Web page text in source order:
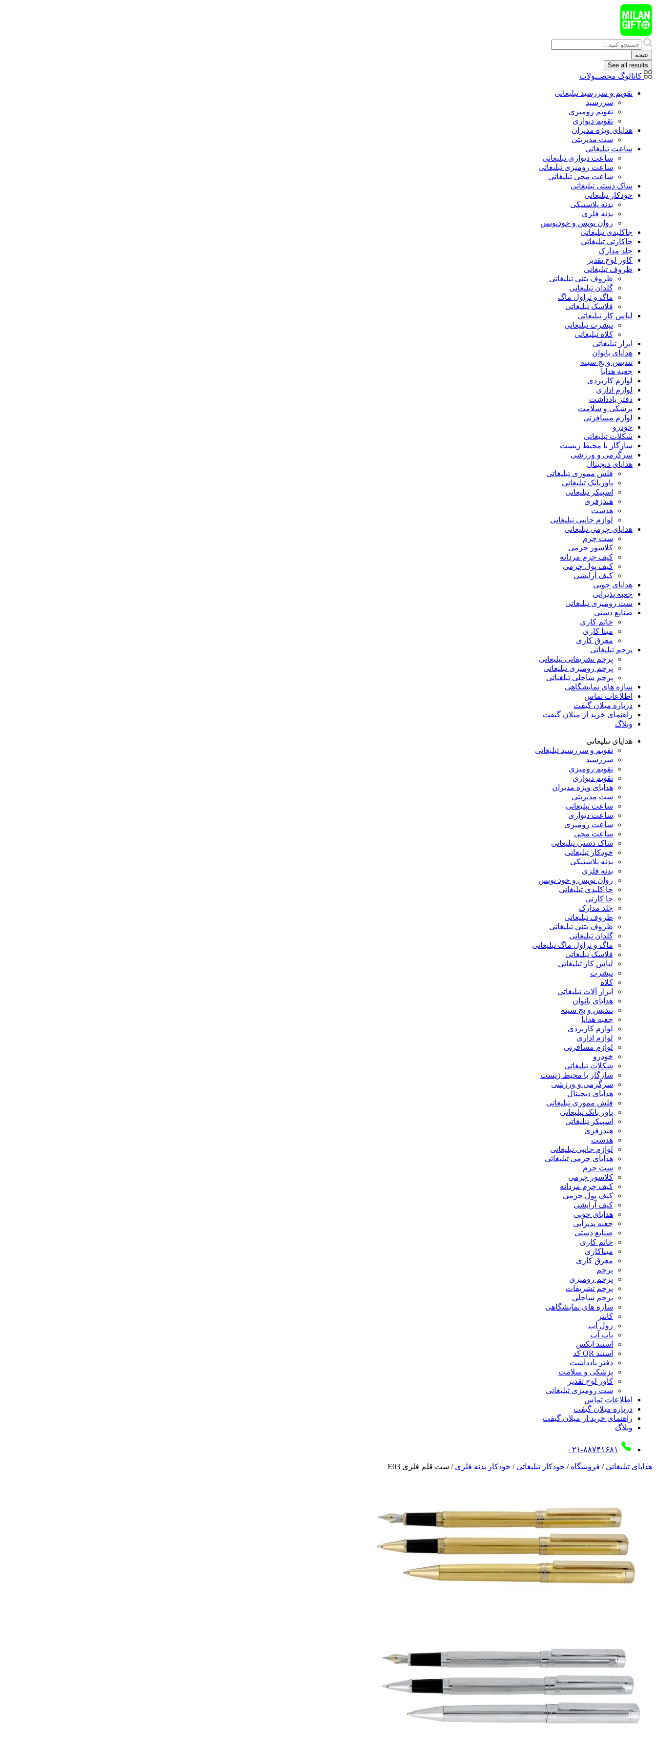
پرش
به
محتوا
Search
...
نتیجه
See all results
کاتالوگ محصــولات
تقویم و سررسید تبلیغاتی
سررسید
تقویم رومیزی
تقویم دیواری
هدایای ويژه مدیران
ست مدیریتی
ساعت تبلیغاتی
ساعت دیواری تبلیغاتی
ساعت رومیزی تبلیغاتی
ساعت مچی تبلیغاتی
ساک دستی تبلیغاتی
خودکار تبلیغاتی
بدنه پلاستیکی
بدنه فلزی
روان نویس و خودنویس
جاکلیدی تبلیغاتی
جاکارتی تبلیغاتی
جلد مدارک
کاور لوح تقدیر
ظروف تبلیغاتی
ظروف بتنی تبلیغاتی
گلدان تبلیغاتی
ماگ و تراول ماگ
فلاسک تبلیغاتی
لباس کار تبلیغاتی
تیشرت تبلیغاتی
کلاه تبلیغاتی
ابزار تبلیغاتی
هدایای بانوان
تندیس و بج سینه
جعبه هدایا
لوازم کاربردی
لوازم اداری
دفتر یادداشت
پزشکی و سلامت
لوازم مسافرتی
خودرو
شکلات تبلیغاتی
سازگار با محیط زیست
سرگرمی و ورزشی
هدایای دیجیتال
فلش مموری تبلیغاتی
پاوربانک تبلیغاتی
اسپیکر تبلیغاتی
هندزفری
هدست
لوازم جانبی تبلیغاتی
هدایای چرمی تبلیغاتی
ست چرم
کلاسور چرمی
کیف چرم مردانه
کیف پول چرمی
کیف آرایشی
هدایای چوبی
جعبه پذیرایی
ست رومیزی تبلیغاتی
صنایع دستی
خاتم کاری
مینا کاری
معرق کاری
پرچم تبلیغاتی
پرچم تشریفاتی تبلیغاتی
پرچم رومیزی تبلیغاتی
پرچم ساحلی تبلغیاتی
سازه های نمایشگاهی
اطلاعات تماس
درباره میلان گیفت
راهنمای خرید از میلان گیفت
وبلاگ
هدایای تبلیغاتی
تقویم و سررسید تبلیغاتی
سررسید
تقویم رومیزی
تقویم دیواری
هدایای ویژه مدیران
ست مدیریتی
ساعت تبلیغاتی
ساعت دیواری
ساعت رومیزی
ساعت مچی
ساک دستی تبلیغاتی
خودکار تبلیغاتی
بدنه پلاستیکی
بدنه فلزی
روان نویس و خود نویس
جا کلیدی تبلیغاتی
جا کارتی
جلد مدارک
ظروف تبلیغاتی
ظروف بتنی تبلیغاتی
گلدان تبلیغاتی
ماگ و تراول ماگ تبلیغاتی
فلاسک تبلیغاتی
لباس کار تبلیغاتی
تیشرت
کلاه
ابزار آلات تبلیغاتی
هدایای بانوان
تندیس و بج سینه
جعبه هدایا
لوازم کاربردی
لوازم اداری
لوازم مسافرتی
خودرو
شکلات تبلیغاتی
سازگار با محیط زیست
سرگرمی و ورزشی
هدایای دیجیتال
فلش مموری تبلیغاتی
پاور بانک تبلیغاتی
اسپیکر تبلیغاتی
هندزفری
هدست
لوازم جانبی تبلیغاتی
هدایای چرمی تبلیغاتی
ست چرم
کلاسور چرمی
کیف چرم مردانه
کیف پول چرمی
کیف آرایشی
هدایای چوبی
جعبه پذیرایی
صنایع دستی
خاتم کاری
میناکاری
معرق کاری
پرچم
پرچم رومیزی
پرچم تشریفات
پرچم ساحلی
سازه های نمایشگاهی
کانتر
رول آپ
پاپ آپ
استند ایکس
استند QR کد
دفتر یادداشت
پزشکی و سلامت
کاور لوح تقدیر
ست رومیزی تبلیغاتی
اطلاعات تماس
درباره میلان گیفت
راهنمای خرید از میلان گیفت
وبلاگ
۰۲۱-۸۸۷۴۱۶۸۱
هدایای تبلیغاتی / فروشگاه / خودکار تبلیغاتی / خودکار بدنه فلزی / ست قلم فلزی E03